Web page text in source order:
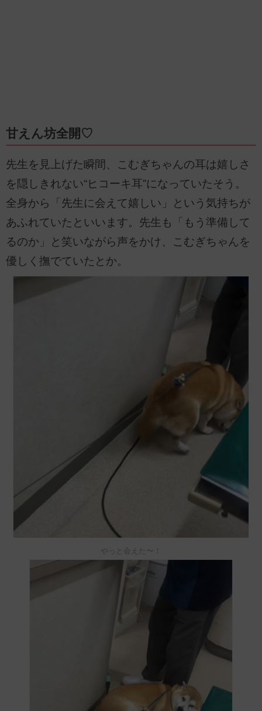
甘えん坊全開♡
先生を見上げた瞬間、こむぎちゃんの耳は嬉しさ
を隠しきれない“ヒコーキ耳”になっていたそう。
全身から「先生に会えて嬉しい」という気持ちが
あふれていたといいます。先生も「もう準備して
るのか」と笑いながら声をかけ、こむぎちゃんを
優しく撫でていたとか。
やっと会えた〜！